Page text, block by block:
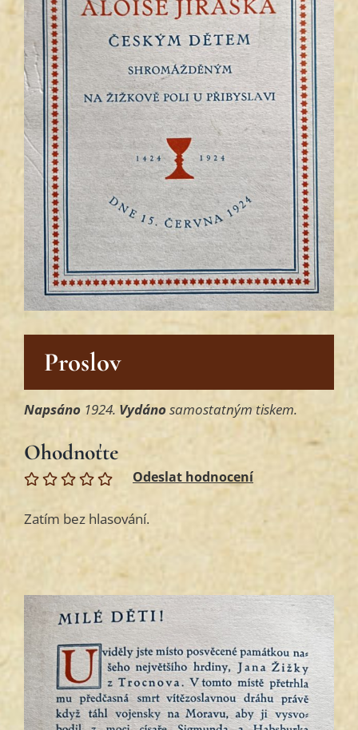
Proslov
Napsáno 1924. Vydánosamostatným tiskem.
Ohodnoťte
Zatím bez hlasování.